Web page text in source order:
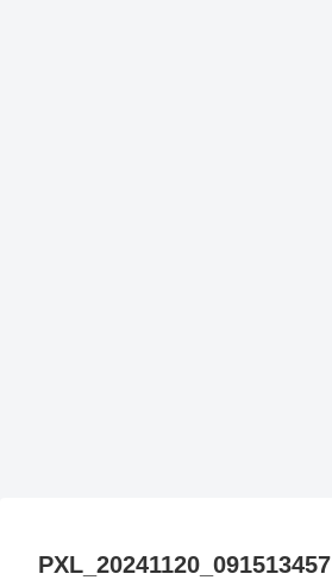
PXL_20241120_091513457